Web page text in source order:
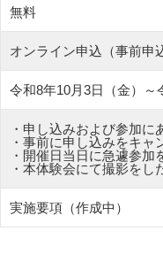
無料
オンライン申込（事前申
令和8年10月3日（金）～
・申し込みおよび参加に
・事前に申し込みをキャ
・開催日当日に急遽参加
・本体験会にて撮影を
実施要項（作成中）